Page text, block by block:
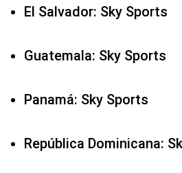
FuboTV